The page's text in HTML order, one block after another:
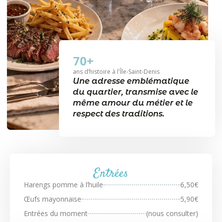
ans d’histoire à l'Île-Saint-Denis
70+
Une adresse emblématique
du quartier, transmise avec le
même amour du métier et le
respect des traditions.
Entrées
Harengs pomme à l’huile
6,50€
Œufs mayonnaise
5,90€
Entrées du moment
(nous consulter)